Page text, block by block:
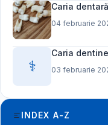
Caria
04 februarie
⚕️
Caria
03 februarie
INDEX A-Z